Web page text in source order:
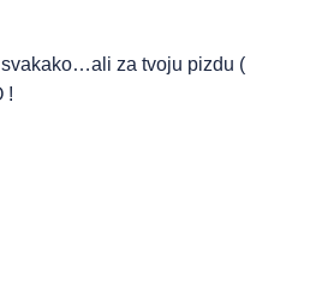
za tvoju pizdu (
!